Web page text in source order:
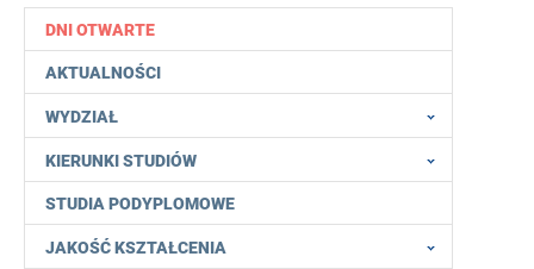
DNI OTWARTE
AKTUALNOŚCI
WYDZIAŁ
KIERUNKI STUDIÓW
STUDIA PODYPLOMOWE
JAKOŚĆ KSZTAŁCENIA